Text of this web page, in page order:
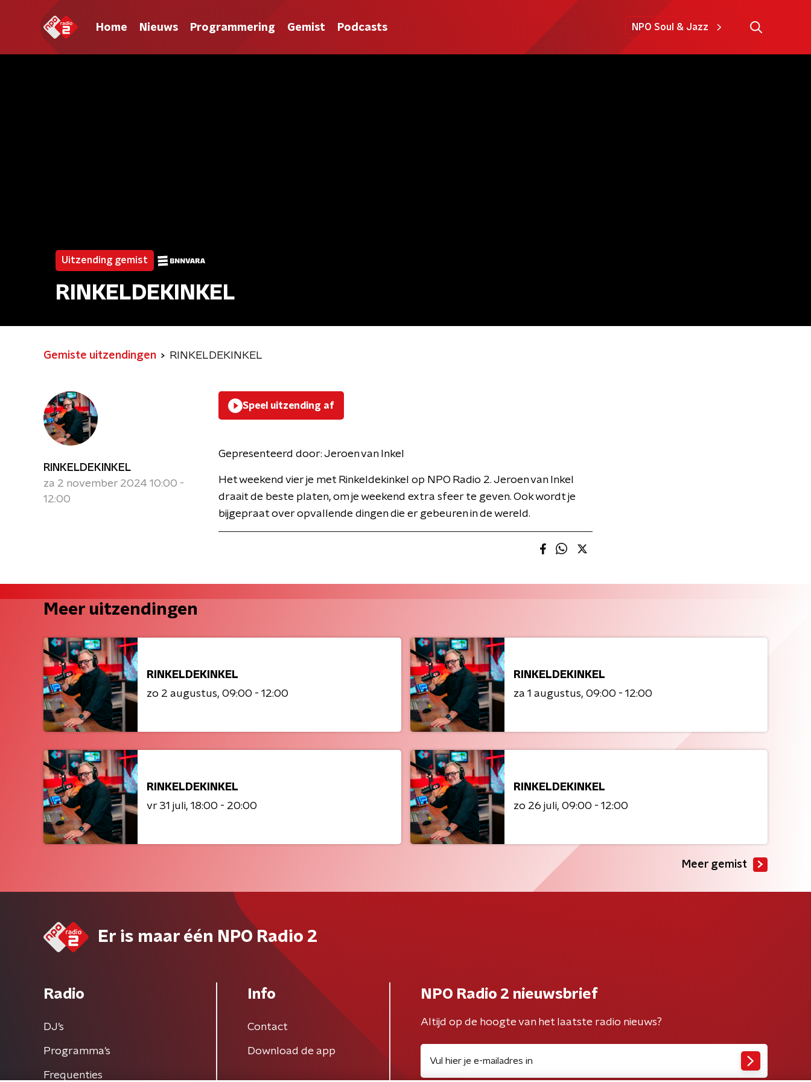
Home Nieuws Programmering Gemist Podcasts NPO Soul & Jazz
Uitzending gemist
RINKELDEKINKEL
Gemiste uitzendingen RINKELDEKINKEL
RINKELDEKINKEL
za 2 november 2024 10:00 -
12:00
Speel uitzending af
Gepresenteerd door: Jeroen van Inkel
Het weekend vier je met Rinkeldekinkel op NPO Radio 2. Jeroen van Inkel
draait de beste platen, om je weekend extra sfeer te geven. Ook wordt je
bijgepraat over opvallende dingen die er gebeuren in de wereld.
Meer uitzendingen
RINKELDEKINKEL
zo 2 augustus 09:00 - 12:00
RINKELDEKINKEL
za 1 augustus 09:00 - 12:00
RINKELDEKINKEL
vr 31 juli 18:00 - 20:00
RINKELDEKINKEL
zo 26 juli 09:00 - 12:00
Meer gemist
Er is maar één NPO Radio 2
Radio
DJ’s
Programma's
Frequenties
Info
Contact
Download de app
NPO Radio 2 nieuwsbrief
Altijd op de hoogte van het laatste radio nieuws?